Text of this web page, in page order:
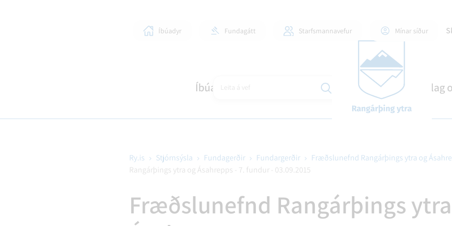
Leita á vef
Íbúar
HEIMILI OG FJÖLSKYLDUR
LÍFIÐ Í RANGÁRÞINGI YTRA SUNDLAUGAR OG ÍÞRÓTTAHÚS
Stjórnsýsla
FJÁRMÁL OG SKÝRSLUR
Skipulag
BYGGINGAMÁL
Íbúadyr Fundagátt Starfsmannavefur Mínar síður
Ry.is Stjórnsýsla Fundagerðir Fundargerðir Fræðslunefnd Rangárþings ytra og
Rangárþings ytra og Ásahrepps - 7. fundur - 03.09.2015
Fræðslunefnd Rangárþings